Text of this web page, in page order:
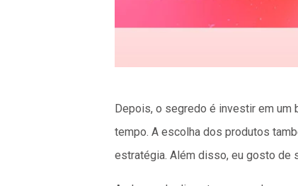
Depois, o segredo é investir em um
tempo. A escolha dos produtos
estratégia. Além disso, eu gosto de